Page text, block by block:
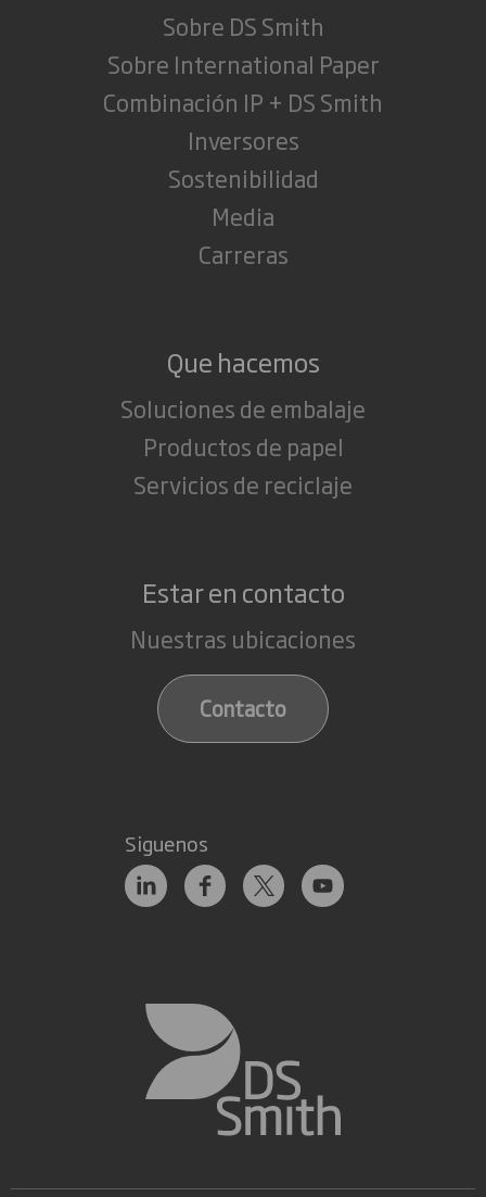
Sobre DS Smith
Sobre International Paper
Combinación IP + DS Smith
Inversores
Sostenibilidad
Media
Carreras
Que hacemos
Soluciones de embalaje
Productos de papel
Servicios de reciclaje
Estar en contacto
Nuestras ubicaciones
Contacto
Siguenos